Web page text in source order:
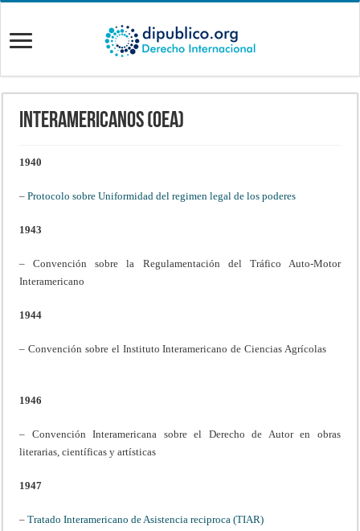
Interamericanos (OEA)
1940
–Protocolo sobre Uniformidad del regimen legal de los poderes
1943
– Convención sobre la Regulamentación del Tráfico Auto-Motor
Interamericano
1944
– Convención sobre el Instituto Interamericano de Ciencias Agrícolas
1946
– Convención Interamericana sobre el Derecho de Autor en obras
literarias, científicas y artísticas
1947
–Tratado Interamericano de Asistencia reciproca (TIAR)